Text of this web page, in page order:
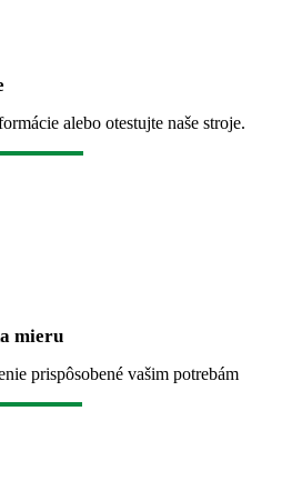
alebo otestujte naše stroje.
mieru
prispôsobené vašim potrebám